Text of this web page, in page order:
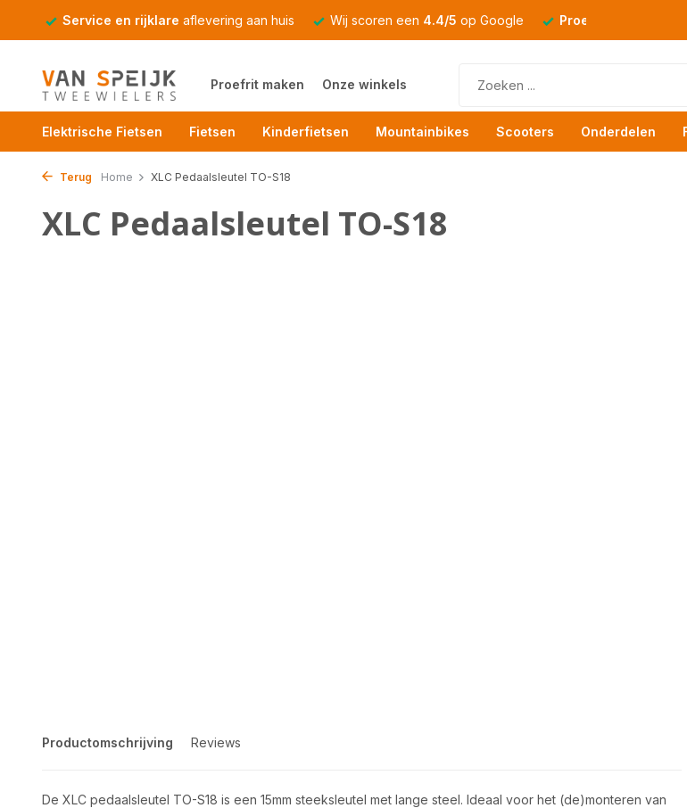
Service en rijklare aflevering aan huis Wij scoren een 4.4/5 op Google Proefrit
Proefrit maken Onze winkels
Elektrische Fietsen Fietsen Kinderfietsen Mountainbikes Scooters Onderdelen
Terug Home XLC Pedaalsleutel TO-S18
XLC Pedaalsleutel TO-S18
Productomschrijving Reviews
De XLC pedaalsleutel TO-S18 is een 15mm steeksleutel met lange steel. Ideaal voor het (de)monteren van